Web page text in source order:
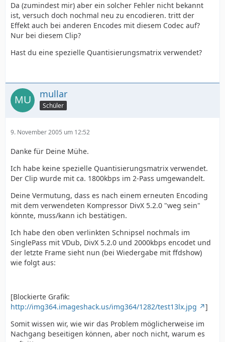
Da (zumindest mir) aber ein solcher Fehler nicht bekannt
ist, versuch doch nochmal neu zu encodieren. tritt der
Effekt auch bei anderen Encodes mit diesem Codec auf?
Nur bei diesem Clip?
Hast du eine spezielle Quantisierungsmatrix verwendet?
mullar
Schüler
9. November 2005 um 12:52
Danke für Deine Mühe.
Ich habe keine spezielle Quantisierungsmatrix verwendet.
Der Clip wurde mit ca. 1800kbps im 2-Pass umgewandelt.
Deine Vermutung, dass es nach einem erneuten Encoding
mit dem verwendeten Kompressor DivX 5.2.0 "weg sein"
könnte, muss/kann ich bestätigen.
Ich habe den oben verlinkten Schnipsel nochmals im
SinglePass mit VDub, DivX 5.2.0 und 2000kbps encodet und
der letzte Frame sieht nun (bei Wiedergabe mit ffdshow)
wie folgt aus:
[Blockierte Grafik:
http://img364.imageshack.us/img364/1282/test13lx.jpg
]
Somit wissen wir, wie wir das Problem möglicherweise im
Nachgang beseitigen können, aber noch nicht, warum es